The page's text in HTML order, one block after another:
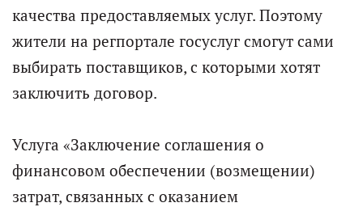
качества предоставляемых услуг. Поэтому
жители на регпортале госуслуг смогут сами
выбирать поставщиков, с которыми хотят
заключить договор.
Услуга «Заключение соглашения о
финансовом обеспечении (возмещении)
затрат, связанных с оказанием